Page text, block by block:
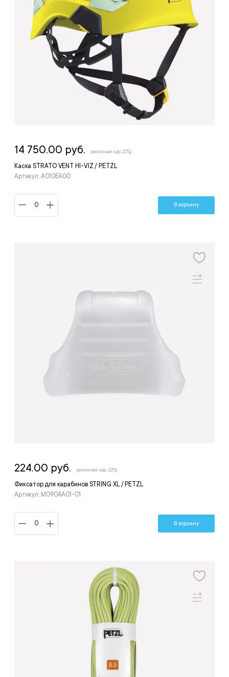
Каска STRATO VENT HI-VIZ / PETZL
Артикул: A010EA00
14 750.00 руб. (включая ндс 22%)
В корзину
Фиксатор для карабинов STRING XL / PETZL
Артикул: M090AA01-01
224.00 руб. (включая ндс 22%)
В корзину